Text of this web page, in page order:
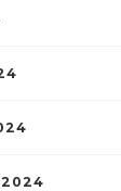
2024